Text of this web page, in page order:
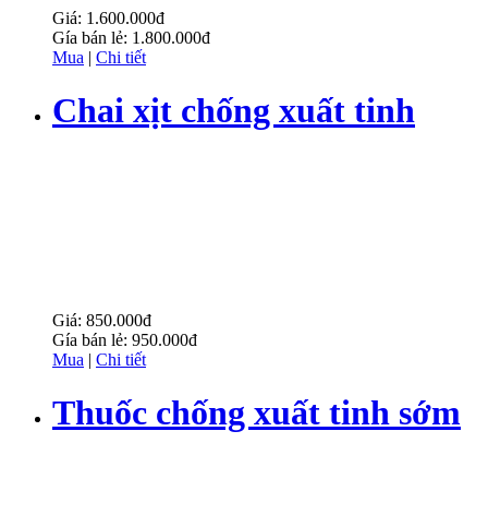
Giá: 1.600.000đ
Gía bán lẻ: 1.800.000đ
Mua | Chi tiết
Chai xịt chống xuất tinh
Giá: 850.000đ
Gía bán lẻ: 950.000đ
Mua | Chi tiết
Thuốc chống xuất tinh sớm